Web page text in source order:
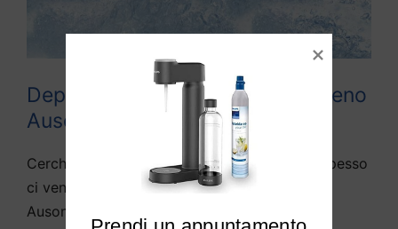
Depuratori acqua domestici Coreno
Ausonio
Cerchiamo di rispondere alle domande che spesso
ci vengono fatte da diversi utenti di Coreno
Ausonio e limitrofi: